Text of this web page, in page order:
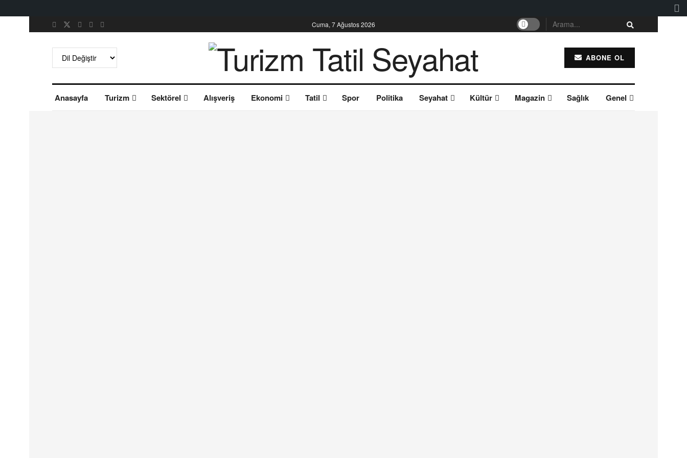
Cuma, 7 Ağustos 2026
ABONE OL
Anasayfa Turizm Sektörel Alışveriş Ekonomi Tatil Spor Politika Seyahat Kültür Magazin Sağlık Genel